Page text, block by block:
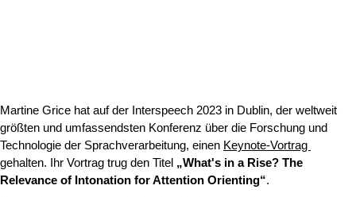
Martine Grice hat auf der Interspeech 2023 in Dublin, der weltweit
größten und umfassendsten Konferenz über die Forschung und
Technologie der Sprachverarbeitung, einen Keynote-Vortrag
gehalten. Ihr Vortrag trug den Titel „What's in a Rise? The
Relevance of Intonation for Attention Orienting“.